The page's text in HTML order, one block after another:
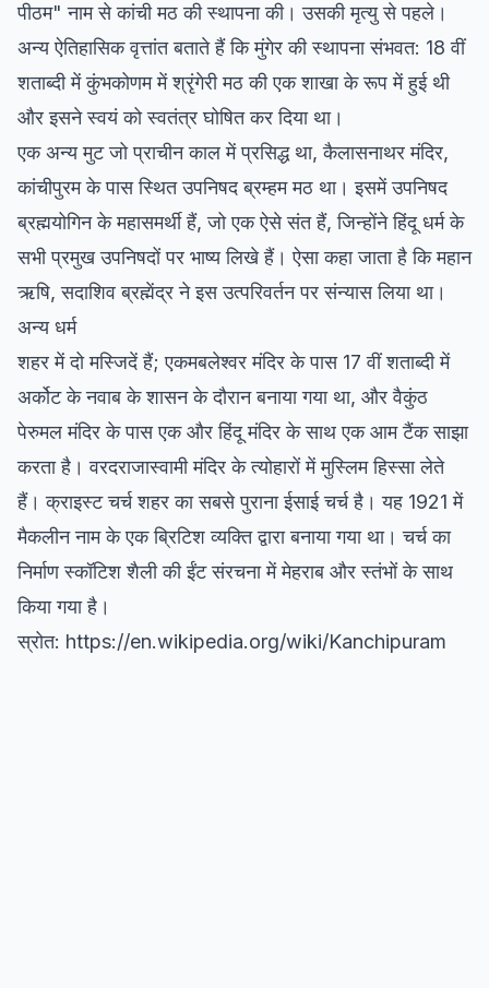
पीठम" नाम से कांची मठ की स्थापना की। उसकी मृत्यु से पहले।
अन्य ऐतिहासिक वृत्तांत बताते हैं कि मुंगेर की स्थापना संभवत: 18 वीं
शताब्दी में कुंभकोणम में श्रृंगेरी मठ की एक शाखा के रूप में हुई थी
और इसने स्वयं को स्वतंत्र घोषित कर दिया था।
एक अन्य मुट जो प्राचीन काल में प्रसिद्ध था, कैलासनाथर मंदिर,
कांचीपुरम के पास स्थित उपनिषद ब्रम्हम मठ था। इसमें उपनिषद
ब्रह्मयोगिन के महासमर्थी हैं, जो एक ऐसे संत हैं, जिन्होंने हिंदू धर्म के
सभी प्रमुख उपनिषदों पर भाष्य लिखे हैं। ऐसा कहा जाता है कि महान
ऋषि, सदाशिव ब्रह्मेंद्र ने इस उत्परिवर्तन पर संन्यास लिया था।
अन्य धर्म
शहर में दो मस्जिदें हैं; एकमबलेश्वर मंदिर के पास 17 वीं शताब्दी में
अर्कोट के नवाब के शासन के दौरान बनाया गया था, और वैकुंठ
पेरुमल मंदिर के पास एक और हिंदू मंदिर के साथ एक आम टैंक साझा
करता है। वरदराजास्वामी मंदिर के त्योहारों में मुस्लिम हिस्सा लेते
हैं। क्राइस्ट चर्च शहर का सबसे पुराना ईसाई चर्च है। यह 1921 में
मैकलीन नाम के एक ब्रिटिश व्यक्ति द्वारा बनाया गया था। चर्च का
निर्माण स्कॉटिश शैली की ईंट संरचना में मेहराब और स्तंभों के साथ
किया गया है।
स्रोत: https://en.wikipedia.org/wiki/Kanchipuram